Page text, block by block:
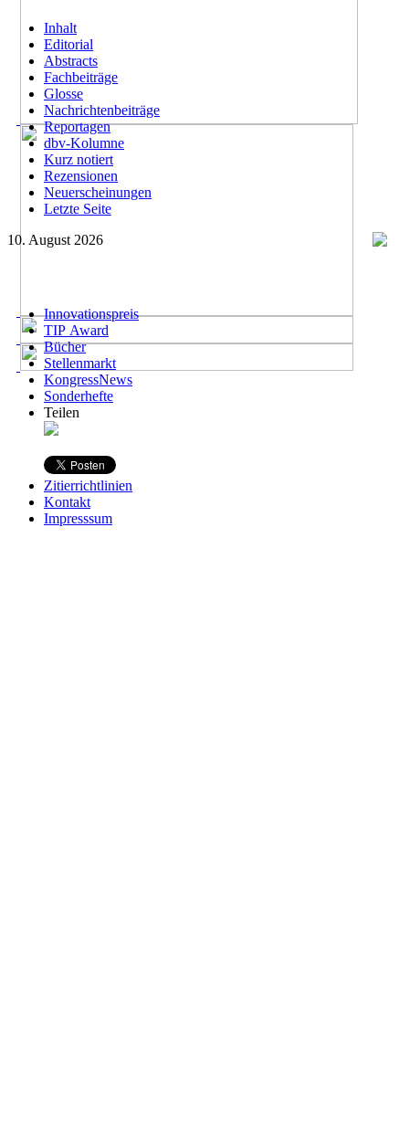
Inhalt
Editorial
Abstracts
Fachbeiträge
Glosse
Nachrichtenbeiträge
Reportagen
dbv-Kolumne
Kurz notiert
Rezensionen
Neuerscheinungen
Letzte Seite
10. August 2026
Innovationspreis
TIP Award
Bücher
Stellenmarkt
KongressNews
Sonderhefte
Teilen
Zitierrichtlinien
Kontakt
Impresssum